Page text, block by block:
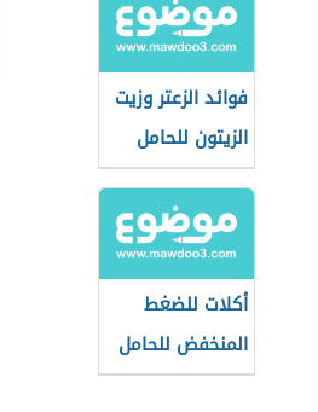
فوائد الزعتر وزيت
الزيتون للحامل
أكلات للضغط
المنخفض للحامل